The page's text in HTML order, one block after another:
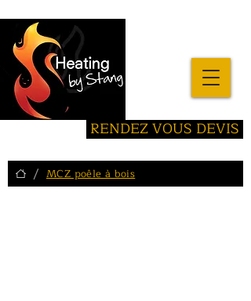
/ MCZ poêle à bois
RENDEZ VOUS DEVIS